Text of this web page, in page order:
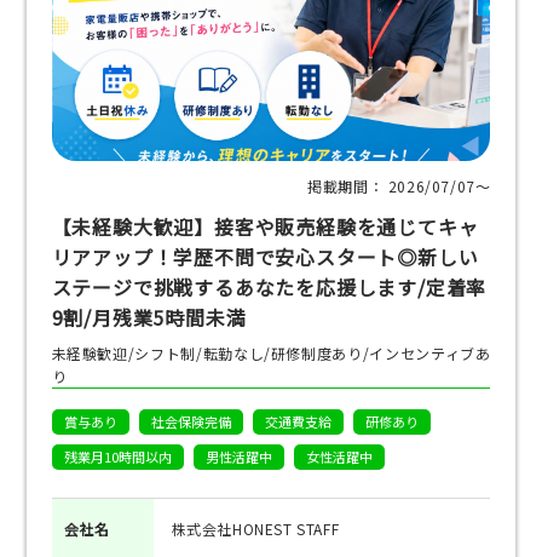
掲載期間： 2026/07/07〜
【未経験大歓迎】接客や販売経験を通じてキャ
リアアップ！学歴不問で安心スタート◎新しい
ステージで挑戦するあなたを応援します/定着率
9割/月残業5時間未満
未経験歓迎/シフト制/転勤なし/研修制度あり/インセンティブあ
り
賞与あり 社会保険完備 交通費支給
研修あり
残業月10時間以内
男性活躍中 女性活躍中
会社名 株式会社HONEST STAFF